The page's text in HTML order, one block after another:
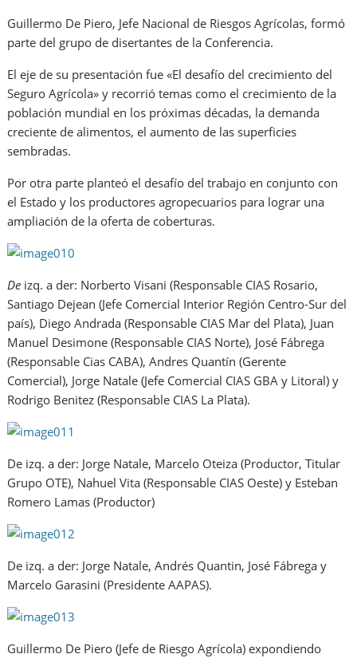
Guillermo De Piero, Jefe Nacional de Riesgos Agrícolas, formó
parte del grupo de disertantes de la Conferencia.
El eje de su presentación fue «El desafío del crecimiento del
Seguro Agrícola» y recorrió temas como el crecimiento de la
población mundial en los próximas décadas, la demanda
creciente de alimentos, el aumento de las superficies
sembradas.
Por otra parte planteó el desafío del trabajo en conjunto con
el Estado y los productores agropecuarios para lograr una
ampliación de la oferta de coberturas.
De izq. a der: Norberto Visani (Responsable CIAS Rosario,
Santiago Dejean (Jefe Comercial Interior Región Centro-Sur del
país), Diego Andrada (Responsable CIAS Mar del Plata), Juan
Manuel Desimone (Responsable CIAS Norte), José Fábrega
(Responsable Cias CABA), Andres Quantín (Gerente
Comercial), Jorge Natale (Jefe Comercial CIAS GBA y Litoral) y
Rodrigo Benitez (Responsable CIAS La Plata).
De izq. a der: Jorge Natale, Marcelo Oteiza (Productor, Titular
Grupo OTE), Nahuel Vita (Responsable CIAS Oeste) y Esteban
Romero Lamas (Productor)
De izq. a der: Jorge Natale, Andrés Quantin, José Fábrega y
Marcelo Garasini (Presidente AAPAS).
Guillermo De Piero (Jefe de Riesgo Agrícola) expondiendo